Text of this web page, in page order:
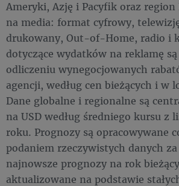
Ameryki, Azję i Pacyfik oraz region
na media: format cyfrowy,
drukowany, Out-of-Home, radio i
dotyczące wydatków na reklamę
odliczeniu wynegocjowanych
agencji, według cen bieżących i w
Dane globalne i regionalne są
na USD według średniego kursu z
roku. Prognozy są opracowywane
podaniem rzeczywistych danych
najnowsze prognozy na rok
aktualizowane na podstawie